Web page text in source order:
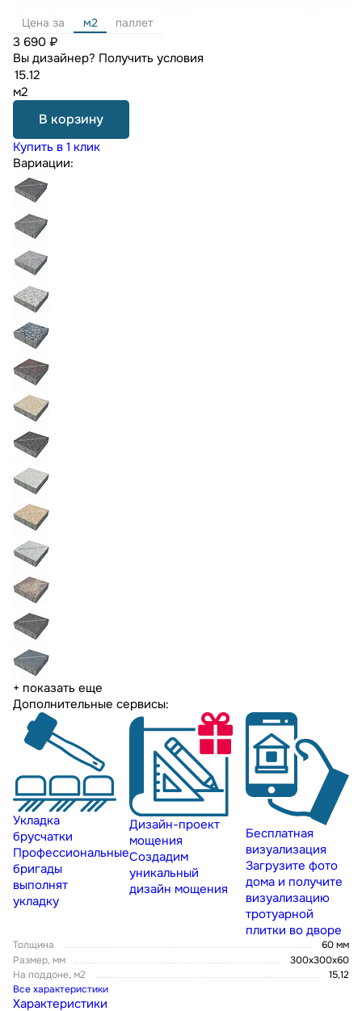
Цена за м2 паллет
3 690 ₽
Вы дизайнер? Получить условия
м2
В корзину
Купить в 1 клик
Вариации:
+ показать еще
Дополнительные сервисы:
Укладка
брусчатки
Профессиональные
бригады
выполнят
укладку
Дизайн-проект
мощения
Создадим
уникальный
дизайн мощения
Бесплатная
визуализация
Загрузите фото
дома и получите
визуализацию
тротуарной
плитки во дворе
Толщина
60 мм
Размер, мм
300х300х60
На поддоне, м2
15,12
Все характеристики
Характеристики